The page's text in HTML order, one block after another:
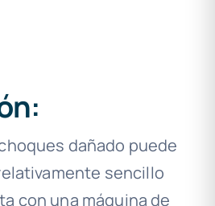
dañado puede
sencillo
con una máquina de